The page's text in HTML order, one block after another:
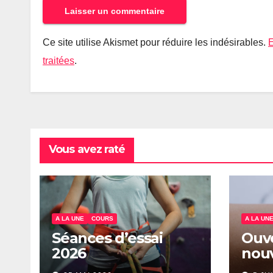
Ce site utilise Akismet pour réduire les indésirables.
traitées.
Vous avez raté
A LA UNE COURS
Séances d’essai
2026
A LA UNE